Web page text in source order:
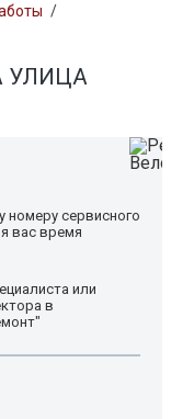
/
УЛИЦА
номеру сервисного
вас время
или
в